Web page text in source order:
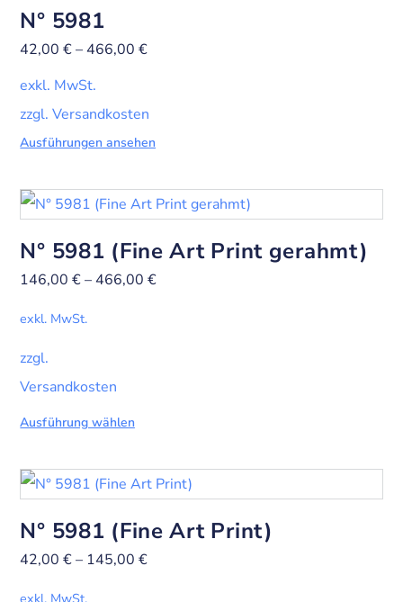
N° 5981
42,00€– 466,00€
exkl. MwSt.
zzgl. Versandkosten
Ausführungen ansehen
N° 5981 (Fine Art Print gerahmt)
146,00€– 466,00€
exkl. MwSt.
zzgl.
Versandkosten
Ausführung wählen
N° 5981 (Fine Art Print)
42,00€– 145,00€
exkl. MwSt.